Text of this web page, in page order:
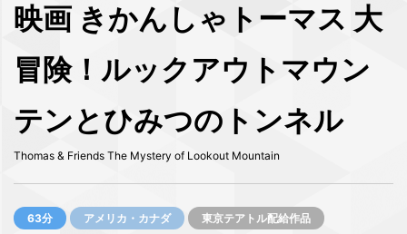
映画 きかんしゃトーマス 大
冒険！ルックアウトマウン
テンとひみつのトンネル
Thomas & Friends The Mystery of Lookout Mountain
63分 アメリカ・カナダ 東京テアトル配給作品